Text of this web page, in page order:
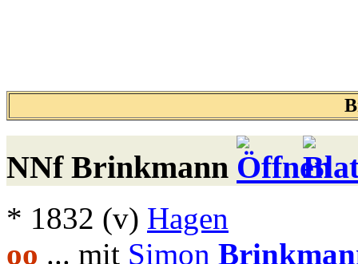
NNf Brinkmann
* 1832 (v) Hagen
oo ... mit Simon